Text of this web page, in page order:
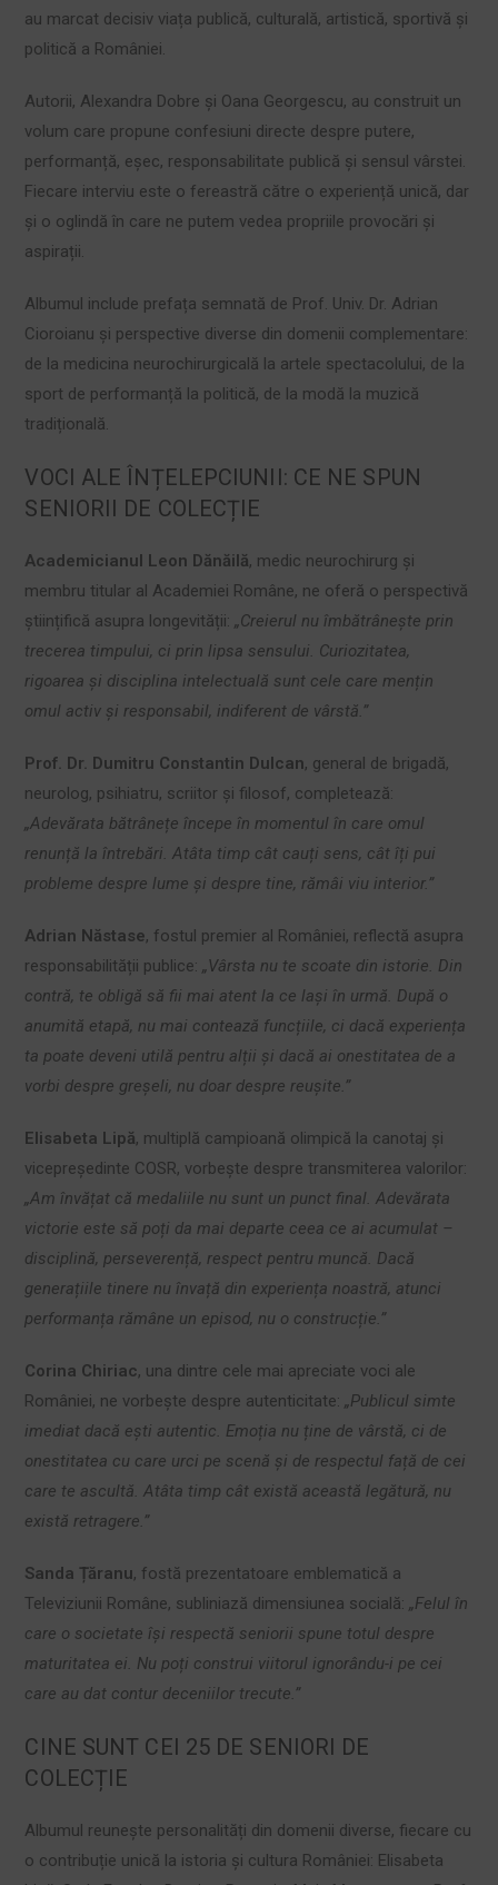
au marcat decisiv viața publică, culturală, artistică, sportivă și
politică a României.
Autorii, Alexandra Dobre și Oana Georgescu, au construit un
volum care propune confesiuni directe despre putere,
performanță, eșec, responsabilitate publică și sensul vârstei.
Fiecare interviu este o fereastră către o experiență unică, dar
și o oglindă în care ne putem vedea propriile provocări și
aspirații.
Albumul include prefața semnată de Prof. Univ. Dr. Adrian
Cioroianu și perspective diverse din domenii complementare:
de la medicina neurochirurgicală la artele spectacolului, de la
sport de performanță la politică, de la modă la muzică
tradițională.
VOCI ALE ÎNȚELEPCIUNII: CE NE SPUN
SENIORII DE COLECȚIE
Academicianul Leon Dănăilă, medic neurochirurg și
membru titular al Academiei Române, ne oferă o perspectivă
științifică asupra longevității:„Creierul nu îmbătrânește prin
trecerea timpului, ci prin lipsa sensului. Curiozitatea,
rigoarea și disciplina intelectuală sunt cele care mențin
omul activ și responsabil, indiferent de vârstă.”
Prof. Dr. Dumitru Constantin Dulcan, general de brigadă,
neurolog, psihiatru, scriitor și filosof, completează:
„Adevărata bătrânețe începe în momentul în care omul
renunță la întrebări. Atâta timp cât cauți sens, cât îți pui
probleme despre lume și despre tine, rămâi viu interior.”
Adrian Năstase, fostul premier al României, reflectă asupra
responsabilității publice:„Vârsta nu te scoate din istorie. Din
contră, te obligă să fii mai atent la ce lași în urmă. După o
anumită etapă, nu mai contează funcțiile, ci dacă experiența
ta poate deveni utilă pentru alții și dacă ai onestitatea de a
vorbi despre greșeli, nu doar despre reușite.”
Elisabeta Lipă, multiplă campioană olimpică la canotaj și
vicepreședinte COSR, vorbește despre transmiterea valorilor:
„Am învățat că medaliile nu sunt un punct final. Adevărata
victorie este să poți da mai departe ceea ce ai acumulat –
disciplină, perseverență, respect pentru muncă. Dacă
generațiile tinere nu învață din experiența noastră, atunci
performanța rămâne un episod, nu o construcție.”
Corina Chiriac, una dintre cele mai apreciate voci ale
României, ne vorbește despre autenticitate:„Publicul simte
imediat dacă ești autentic. Emoția nu ține de vârstă, ci de
onestitatea cu care urci pe scenă și de respectul față de cei
care te ascultă. Atâta timp cât există această legătură, nu
există retragere.”
Sanda Țăranu, fostă prezentatoare emblematică a
Televiziunii Române, subliniază dimensiunea socială:„Felul în
care o societate își respectă seniorii spune totul despre
maturitatea ei. Nu poți construi viitorul ignorându-i pe cei
care au dat contur deceniilor trecute.”
CINE SUNT CEI 25 DE SENIORI DE
COLECȚIE
Albumul reunește personalități din domenii diverse, fiecare cu
o contribuție unică la istoria și cultura României: Elisabeta